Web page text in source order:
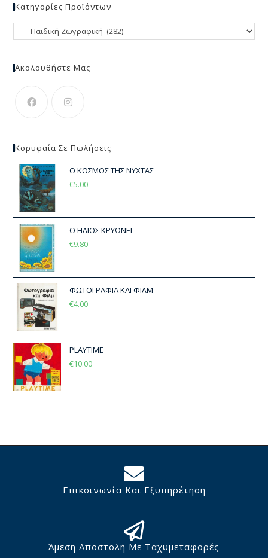
Κατηγορίες Προϊόντων
Ακολουθήστε Μας
Κορυφαία Σε Πωλήσεις
Ο ΚΟΣΜΟΣ ΤΗΣ ΝΥΧΤΑΣ
€5.00
Ο ΗΛΙΟΣ ΚΡΥΩΝΕΙ
€9.80
ΦΩΤΟΓΡΑΦΙΑ ΚΑΙ ΦΙΛΜ
€4.00
PLAYTIME
€10.00
Επικοινωνία Και Εξυπηρέτηση
Άμεση Αποστολή Με Ταχυμεταφορές